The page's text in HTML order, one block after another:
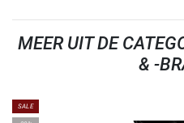
MEER UIT DE
& -
SALE